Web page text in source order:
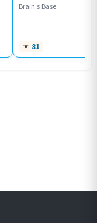
Brain's Base
81